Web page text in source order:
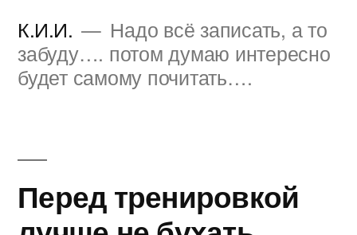
содержимому
К.И.И.
Надо всё записать, а то
забуду…. потом думаю интересно
будет самому почитать….
Перед тренировкой